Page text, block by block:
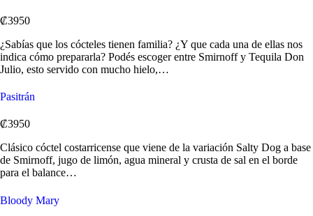
₡3950
¿Sabías que los cócteles tienen familia? ¿Y que cada una de ellas nos
indica cómo prepararla? Podés escoger entre Smirnoff y Tequila Don
Julio, esto servido con mucho hielo,…
Pasitrán
₡3950
Clásico cóctel costarricense que viene de la variación Salty Dog a base
de Smirnoff, jugo de limón, agua mineral y crusta de sal en el borde
para el balance…
Bloody Mary